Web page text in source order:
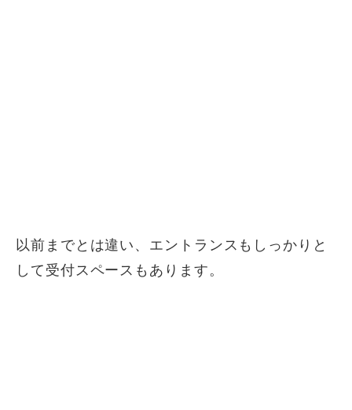
以前までとは違い、エントランスもしっかりと
して受付スペースもあります。